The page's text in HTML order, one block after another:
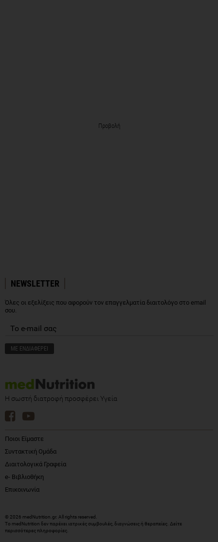
Προβολή
NEWSLETTER
Όλες οι εξελίξεις που αφορούν τον επαγγελματία διαιτολόγο στο email
σου.
Η σωστή διατροφή προσφέρει Υγεία
Ποιοι Είμαστε
Συντακτική Ομάδα
Διαιτολογικά Γραφεία
e- Βιβλιοθήκη
Επικοινωνία
© 2026 medNutrition.gr. All rights reserved.
Το medNutrition δεν παρέχει ιατρικές συμβουλές, διαγνώσεις ή θεραπείες. Δείτε
περισσότερες πληροφορίες